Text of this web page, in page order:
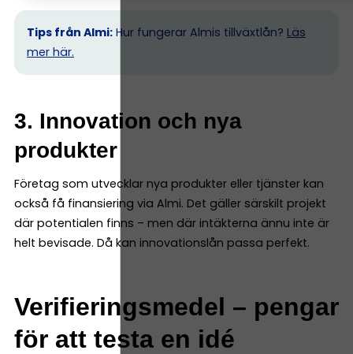
Tips från Almi: Hur fungerar Almis tillväxtlån? Läs
mer här.
3. Innovation och nya
produkter
Företag som utvecklar nya produkter eller tjänster kan
också få finansiering via Almi. Det gäller särskilt projekt
där potentialen finns – men där intäkterna ännu inte är
helt bevisade. Då kan innovationslån passa perfekt.
Verifieringsmedel – pengar
för att testa en idé